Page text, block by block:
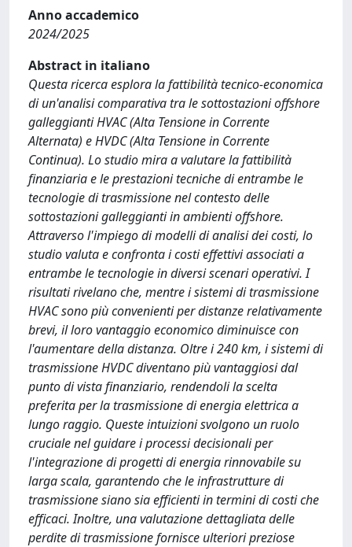
Anno accademico
2024/2025
Abstract in italiano
Questa ricerca esplora la fattibilità tecnico-economica
di un'analisi comparativa tra le sottostazioni offshore
galleggianti HVAC (Alta Tensione in Corrente
Alternata) e HVDC (Alta Tensione in Corrente
Continua). Lo studio mira a valutare la fattibilità
finanziaria e le prestazioni tecniche di entrambe le
tecnologie di trasmissione nel contesto delle
sottostazioni galleggianti in ambienti offshore.
Attraverso l'impiego di modelli di analisi dei costi, lo
studio valuta e confronta i costi effettivi associati a
entrambe le tecnologie in diversi scenari operativi. I
risultati rivelano che, mentre i sistemi di trasmissione
HVAC sono più convenienti per distanze relativamente
brevi, il loro vantaggio economico diminuisce con
l'aumentare della distanza. Oltre i 240 km, i sistemi di
trasmissione HVDC diventano più vantaggiosi dal
punto di vista finanziario, rendendoli la scelta
preferita per la trasmissione di energia elettrica a
lungo raggio. Queste intuizioni svolgono un ruolo
cruciale nel guidare i processi decisionali per
l'integrazione di progetti di energia rinnovabile su
larga scala, garantendo che le infrastrutture di
trasmissione siano sia efficienti in termini di costi che
efficaci. Inoltre, una valutazione dettagliata delle
perdite di trasmissione fornisce ulteriori preziose